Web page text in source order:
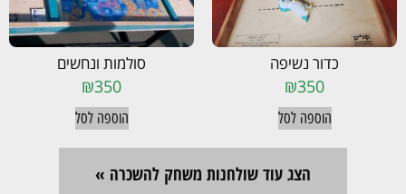
כדור נשיפה
₪350
הוספה לסל
סולמות ונחשים
₪350
הוספה לסל
הצג עוד שולחנות משחק להשכרה »